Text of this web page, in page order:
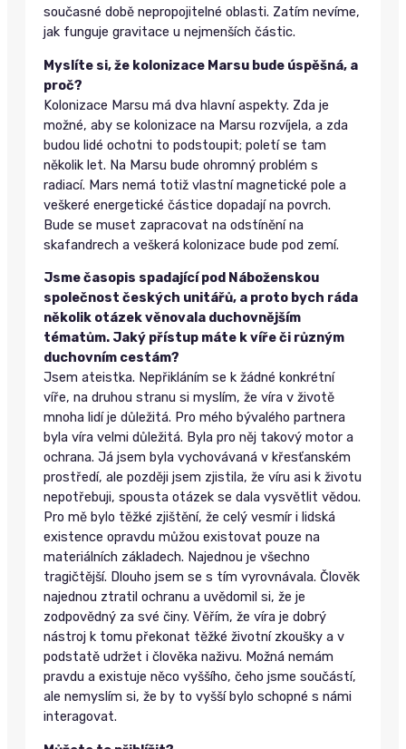
současné době nepropojitelné oblasti. Zatím nevíme,
jak funguje gravitace u nejmenších částic.
Myslíte si, že kolonizace Marsu bude úspěšná, a
proč?
Kolonizace Marsu má dva hlavní aspekty. Zda je
možné, aby se kolonizace na Marsu rozvíjela, a zda
budou lidé ochotni to podstoupit; poletí se tam
několik let. Na Marsu bude ohromný problém s
radiací. Mars nemá totiž vlastní magnetické pole a
veškeré energetické částice dopadají na povrch.
Bude se muset zapracovat na odstínění na
skafandrech a veškerá kolonizace bude pod zemí.
Jsme časopis spadající pod Náboženskou
společnost českých unitářů, a proto bych ráda
několik otázek věnovala duchovnějším
tématům. Jaký přístup máte k víře či různým
duchovním cestám?
Jsem ateistka. Nepřikláním se k žádné konkrétní
víře, na druhou stranu si myslím, že víra v životě
mnoha lidí je důležitá. Pro mého bývalého partnera
byla víra velmi důležitá. Byla pro něj takový motor a
ochrana. Já jsem byla vychovávaná v křesťanském
prostředí, ale později jsem zjistila, že víru asi k životu
nepotřebuji, spousta otázek se dala vysvětlit vědou.
Pro mě bylo těžké zjištění, že celý vesmír i lidská
existence opravdu můžou existovat pouze na
materiálních základech. Najednou je všechno
tragičtější. Dlouho jsem se s tím vyrovnávala. Člověk
najednou ztratil ochranu a uvědomil si, že je
zodpovědný za své činy. Věřím, že víra je dobrý
nástroj k tomu překonat těžké životní zkoušky a v
podstatě udržet i člověka naživu. Možná nemám
pravdu a existuje něco vyššího, čeho jsme součástí,
ale nemyslím si, že by to vyšší bylo schopné s námi
interagovat.